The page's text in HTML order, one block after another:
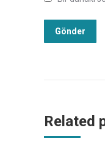
Related